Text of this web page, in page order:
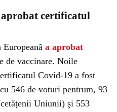
certificatul
a aprobat
de vaccinare. Noile
Covid-19 a fost
546 de voturi pentrum, 93
Uniunii) şi 553